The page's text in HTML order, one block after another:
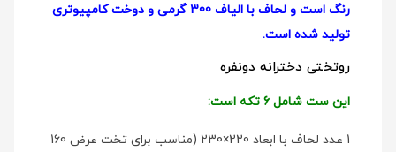
رنگ است و لحاف با الیاف 300 گرمی و دوخت کامپیوتری
تولید شده است.
روتختی دخترانه دو‌نفره
این ست شامل 6 تکه است:
1 عدد لحاف با ابعاد 220×230 (مناسب برای تخت عرض 160